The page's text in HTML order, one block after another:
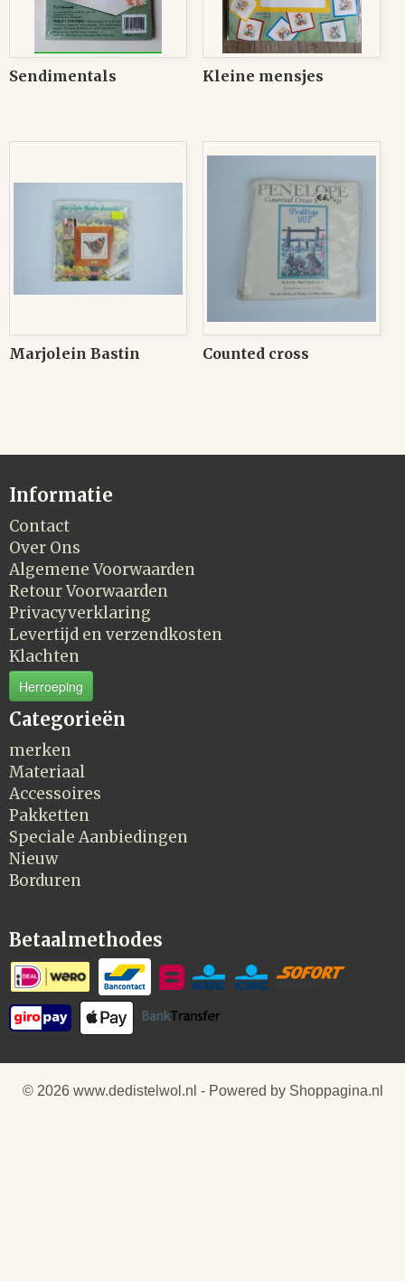
Sendimentals Kleine mensjes
Marjolein Bastin Counted cross
Informatie
Contact
Over Ons
Algemene Voorwaarden
Retour Voorwaarden
Privacyverklaring
Levertijd en verzendkosten
Klachten
Herroeping
Categorieën
merken
Materiaal
Accessoires
Pakketten
Speciale Aanbiedingen
Nieuw
Borduren
Betaalmethodes
© 2026 www.dedistelwol.nl - Powered by Shoppagina.nl